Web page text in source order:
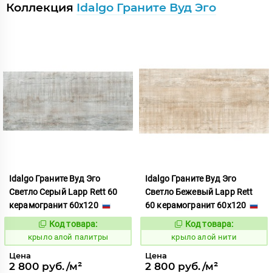
Коллекция Idalgo Граните Вуд Эго
Idalgo Граните Вуд Эго
Светло Серый Lapp Rett 60
керамогранит 60x120
828316
Код товара:
крыло алой палитры
Цена
2 800 руб./м²
Idalgo Граните Вуд Эго
Светло Бежевый Lapp Rett
60 керамогранит 60x120
828310
Код товара:
крыло алой нити
Цена
2 800 руб./м²